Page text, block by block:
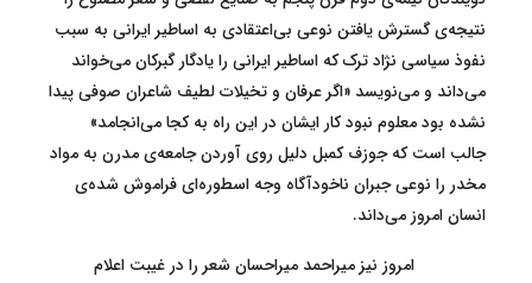
نتیجه‌ی گسترش یافتن نوعی بی‌اعتقادی به اساطیر ایرانی به سبب
نفوذ سیاسی نژاد ترک که اساطیر ایرانی را یادگار گبرکان می‌خواند
می‌داند و می‌نویسد «اگر عرفان و تخیلات لطیف شاعران صوفی پیدا
نشده بود معلوم نبود کار ایشان در این راه به کجا می‌انجامد»
جالب است که جوزف کمبل دلیل روی آوردن جامعه‌ی مدرن به مواد
مخدر را نوعی جبران ناخودآگاه وجه اسطوره‌ای فراموش شده‌ی
انسان امروز می‌داند.
امروز نیز میراحمد میراحسان شعر را در غیبت اعلام